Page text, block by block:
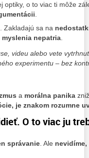
optiky, o to viac ti môže
.
Zakladajú sa na
nepatria
videu alebo vete
experimentu – bez
a morálna panika
je znakom rozumne
O to viac ju
správanie . Ale nevidíme,